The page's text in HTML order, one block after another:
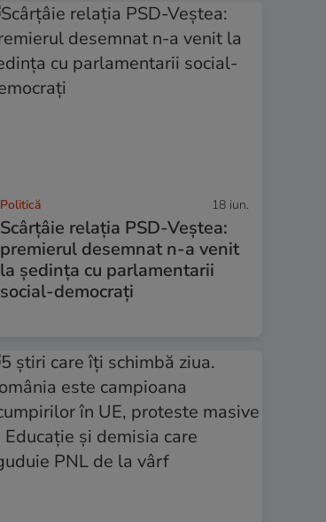
Politică 18 iun.
Scârțâie relația PSD-Veștea:
premierul desemnat n-a venit
la ședința cu parlamentarii
social-democrați